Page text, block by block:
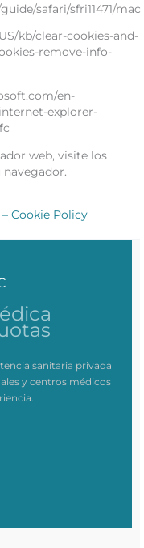
safari/sfri11471/mac
kb/clear-cookies-and-
remove-info-
en-
explorer-
web, visite los
– Cookie Policy
sanitaria privada
y centros médicos